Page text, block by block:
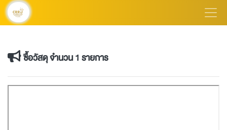
ซื้อวัสดุ จำนวน 1 รายการ